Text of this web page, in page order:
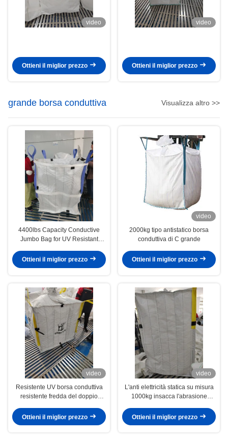
video
Ottieni il miglior prezzo
video
Ottieni il miglior prezzo
grande borsa conduttiva Visualizza altro >>
4400lbs Capacity Conductive
Jumbo Bag for UV Resistant
Ottieni il miglior prezzo
video
2000kg tipo antistatico borsa
conduttiva di C grande
Ottieni il miglior prezzo
video
Resistente UV borsa conduttiva
resistente fredda del doppio
Ottieni il miglior prezzo
video
L'anti elettricità statica su misura
1000kg insacca l'abrasione
decadimento di elettricità statica
0.5S
Ottieni il miglior prezzo